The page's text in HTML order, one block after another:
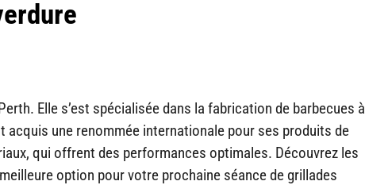
Elle s’est spécialisée dans la fabrication de barbecues à
acquis une renommée internationale pour ses produits de
qui offrent des performances optimales. Découvrez les
option pour votre prochaine séance de grillades